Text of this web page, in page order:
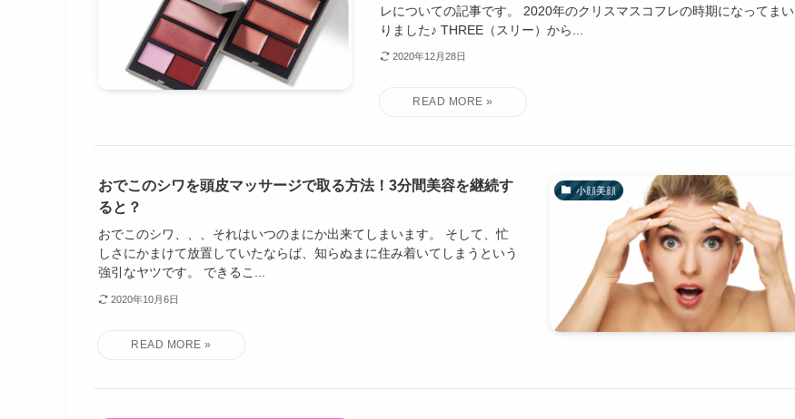
レについての記事です。 2020年のクリスマスコフレの時期になってまい
りました♪ THREE（スリー）から...
2020年12月28日
小顔美顔
おでこのシワを頭皮マッサージで取る方法！3分間美容を継続す
ると？
おでこのシワ、、、それはいつのまにか出来てしまいます。 そして、忙
しさにかまけて放置していたならば、知らぬまに住み着いてしまうという
強引なヤツです。 できるこ...
2020年10月6日